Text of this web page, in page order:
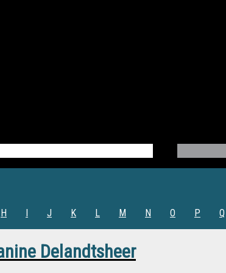
H I J K L M N O P Q
Delandtsheer